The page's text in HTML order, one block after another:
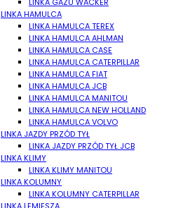
LINKA HAMULCA
LINKA HAMULCA TEREX
LINKA HAMULCA AHLMAN
LINKA HAMULCA CASE
LINKA HAMULCA CATERPILLAR
LINKA HAMULCA FIAT
LINKA HAMULCA JCB
LINKA HAMULCA MANITOU
LINKA HAMULCA NEW HOLLAND
LINKA HAMULCA VOLVO
LINKA JAZDY PRZÓD TYŁ
LINKA JAZDY PRZÓD TYŁ JCB
LINKA KLIMY
LINKA KLIMY MANITOU
LINKA KOLUMNY
LINKA KOLUMNY CATERPILLAR